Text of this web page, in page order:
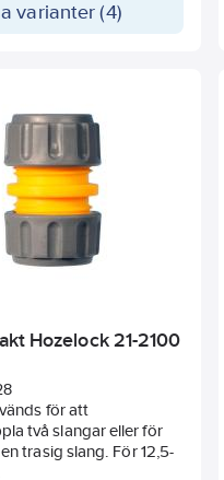
ISO 3821. Innertub:
varianter (4)
Hozelock 21-2100
för att
två slangar eller för
trasig slang. För 12,5-